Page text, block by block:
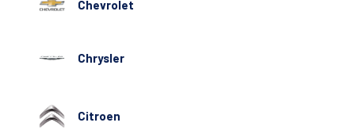
Chevrolet
Chrysler
Citroen